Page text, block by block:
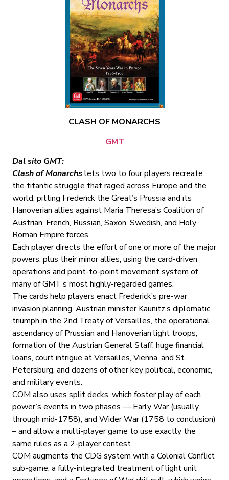
CLASH OF MONARCHS
GMT
Dal sito GMT:
Clash of Monarchslets two to four players recreate
the titantic struggle that raged across Europe and the
world, pitting Frederick the Great’s Prussia and its
Hanoverian allies against Maria Theresa’s Coalition of
Austrian, French, Russian, Saxon, Swedish, and Holy
Roman Empire forces.
Each player directs the effort of one or more of the major
powers, plus their minor allies, using the card-driven
operations and point-to-point movement system of
many of GMT’s most highly-regarded games.
The cards help players enact Frederick’s pre-war
invasion planning, Austrian minister Kaunitz’s diplomatic
triumph in the 2nd Treaty of Versailles, the operational
ascendancy of Prussian and Hanoverian light troops,
formation of the Austrian General Staff, huge financial
loans, court intrigue at Versailles, Vienna, and St.
Petersburg, and dozens of other key political, economic,
and military events.
COM also uses split decks, which foster play of each
power’s events in two phases — Early War (usually
through mid-1758), and Wider War (1758 to conclusion)
– and allow a multi-player game to use exactly the
same rules as a 2-player contest.
COM augments the CDG system with a Colonial Conflict
sub-game, a fully-integrated treatment of light unit